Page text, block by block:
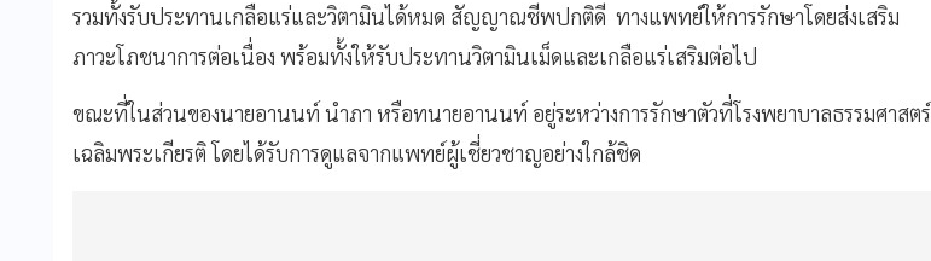
รวมทั้งรับประทานเกลือแร่และวิตามินได้หมด สัญญาณชีพปกติดี ทางแพทย์ให้การรักษาโดยส่งเสริม
ภาวะโภชนาการต่อเนื่อง พร้อมทั้งให้รับประทานวิตามินเม็ดและเกลือแร่เสริมต่อไป
ขณะที่ในส่วนของนายอานนท์ นำภา หรือทนายอานนท์ อยู่ระหว่างการรักษาตัวที่โรงพยาบาลธรรมศาสตร์
เฉลิมพระเกียรติ โดยได้รับการดูแลจากแพทย์ผู้เชี่ยวชาญอย่างใกล้ชิด